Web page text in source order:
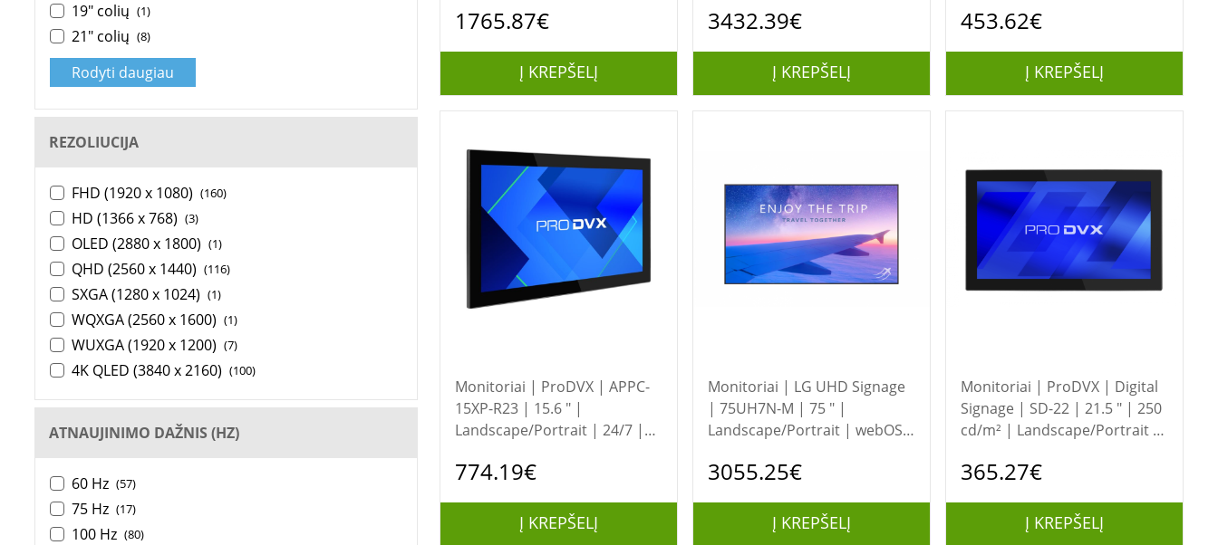
19" colių (1)
21" colių (8)
Rodyti daugiau
REZOLIUCIJA
FHD (1920 x 1080) (160)
HD (1366 x 768) (3)
OLED (2880 x 1800) (1)
QHD (2560 x 1440) (116)
SXGA (1280 x 1024) (1)
WQXGA (2560 x 1600) (1)
WUXGA (1920 x 1200) (7)
4K QLED (3840 x 2160) (100)
ATNAUJINIMO DAŽNIS (HZ)
60 Hz (57)
75 Hz (17)
100 Hz (80)
1765.87€
Į KREPŠELĮ
3432.39€
Į KREPŠELĮ
| 300 cd/m² | Touchscreen
453.62€
Į KREPŠELĮ
Monitoriai | ProDVX | APPC-
15XP-R23 | 15.6 " |
Landscape/Portrait | 24/7 |
Wi-Fi | 800:1 | 170 ° | 170 ° |
774.19€
Į KREPŠELĮ
Monitoriai | LG UHD Signage
| 75UH7N-M | 75 " |
Landscape/Portrait | webOS |
700 cd/m²
3055.25€
Į KREPŠELĮ
Monitoriai | ProDVX | Digital
Signage | SD-22 | 21.5 " | 250
cd/m² | Landscape/Portrait |
cd/m²
365.27€
Į KREPŠELĮ